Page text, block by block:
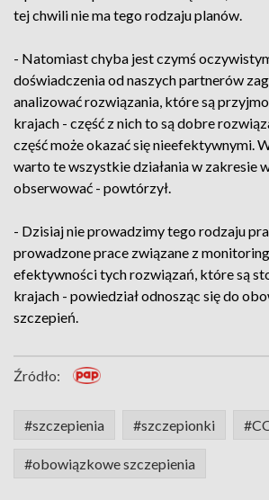
tej chwili nie ma tego rodzaju planów.
- Natomiast chyba jest czymś
doświadczenia od naszych partnerów
analizować rozwiązania, które są
krajach - część z nich to są dobre
część może okazać się nieefektywnymi.
warto te wszystkie działania w zakresie
obserwować - powtórzył.
- Dzisiaj nie prowadzimy tego rodzaju
prowadzone prace związane z
efektywności tych rozwiązań, które są
krajach - powiedział odnosząc się do
szczepień.
Źródło:
#szczepienia #szczepionki
#obowiązkowe szczepienia